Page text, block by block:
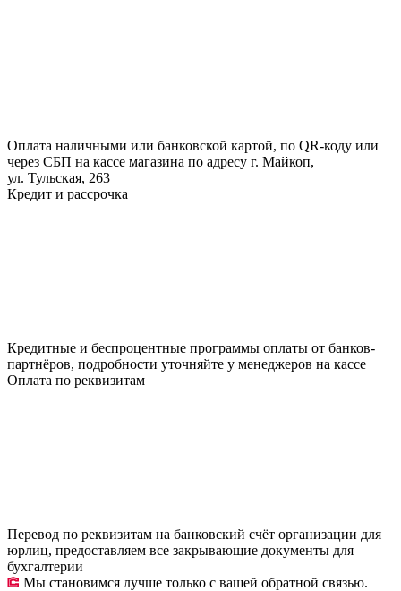
Оплата наличными или банковской картой, по QR-коду или
через СБП на кассе магазина по адресу г. Майкоп,
ул. Тульская, 263
Кредит и рассрочка
Кредитные и беспроцентные программы оплаты от банков-
партнёров, подробности уточняйте у менеджеров на кассе
Оплата по реквизитам
Перевод по реквизитам на банковский счёт организации для
юрлиц, предоставляем все закрывающие документы для
бухгалтерии
Мы становимся лучше только с вашей обратной связью.